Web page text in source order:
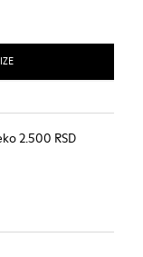
2.500 RSD